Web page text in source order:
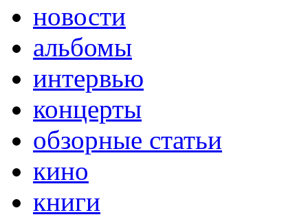
новости
альбомы
интервью
концерты
обзорные статьи
кино
книги